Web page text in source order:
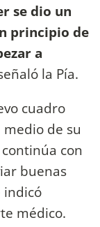
se dio un
principio de
a
la Pía.
cuadro
medio de su
con
buenas
indicó
médico.